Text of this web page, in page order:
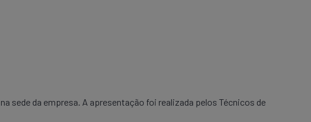
sede da empresa. A apresentação foi realizada pelos Técnicos de